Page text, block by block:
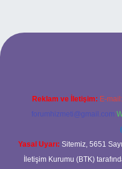
bahis sitesi
Reklam ve İletişim: E-mail:
forumhizmeti@gmail.com
Yasal Uyarı: Sitemiz, 5651
İletişim Kurumu (BTK)